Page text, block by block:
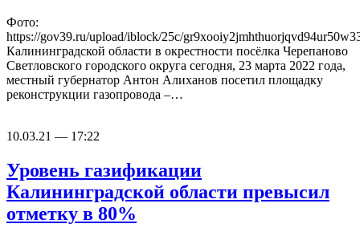
Фото:
https://gov39.ru/upload/iblock/25c/
Калининградской области в окрестности посёлка Черепаново
Светловского городского округа сегодня, 23 марта 2022 года,
местный губернатор Антон Алиханов посетил площадку
реконструкции газопровода –…
10.03.21 — 17:22
Уровень газификации
Калининградской области превысил
отметку в 80%